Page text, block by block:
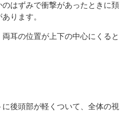
はずみで衝撃があったときに頚
ります。
耳の位置が上下の中心にくると
後頭部が軽くついて、全体の視